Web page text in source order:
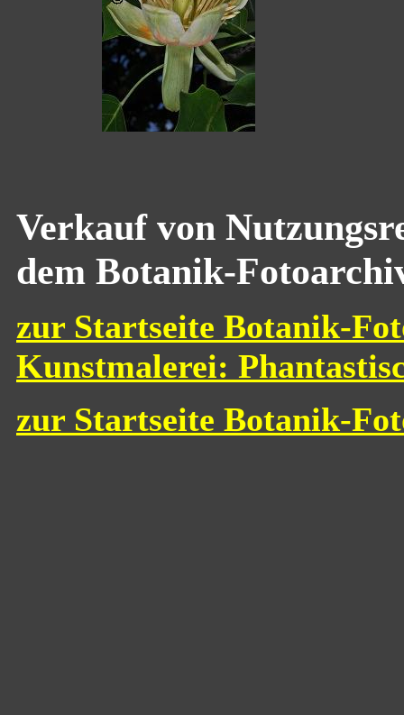
Verkauf von
dem Botanik-
zur Startseite Botanik-
Kunstmalerei:
zur Startseite Botanik-